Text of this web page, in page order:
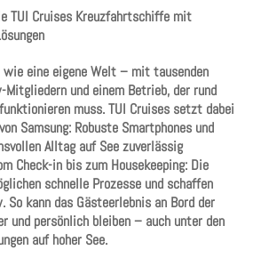
TUI Cruises Kreuzfahrtschiffe mit
eine eigene Welt – mit tausenden
Mitgliedern und einem Betrieb, der rund
muss. TUI Cruises setzt dabei
Samsung: Robuste Smartphones und
Alltag auf See zuverlässig
Check-in bis zum Housekeeping: Die
schnelle Prozesse und schaffen
kann das Gästeerlebnis an Bord der
und persönlich bleiben – auch unter den
auf hoher See.